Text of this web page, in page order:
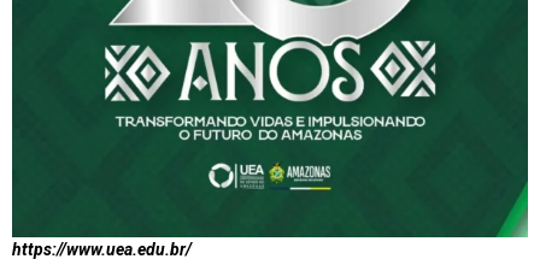
https://www.uea.edu.br/